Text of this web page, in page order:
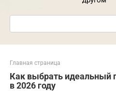
Поиск:
Главная страница
Как выбрать
в 2026 году